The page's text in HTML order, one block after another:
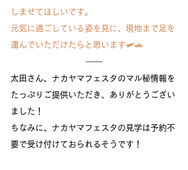
しませてほしいです。
元気に過ごしている姿を見に、現地まで足を
運んでいただけたらと思います🛩️🚗
太田さん、ナカヤマフェスタのマル秘情報を
たっぷりご提供いただき、ありがとうござい
ました！
ちなみに、ナカヤマフェスタの見学は予約不
要で受け付けておられるそうです！